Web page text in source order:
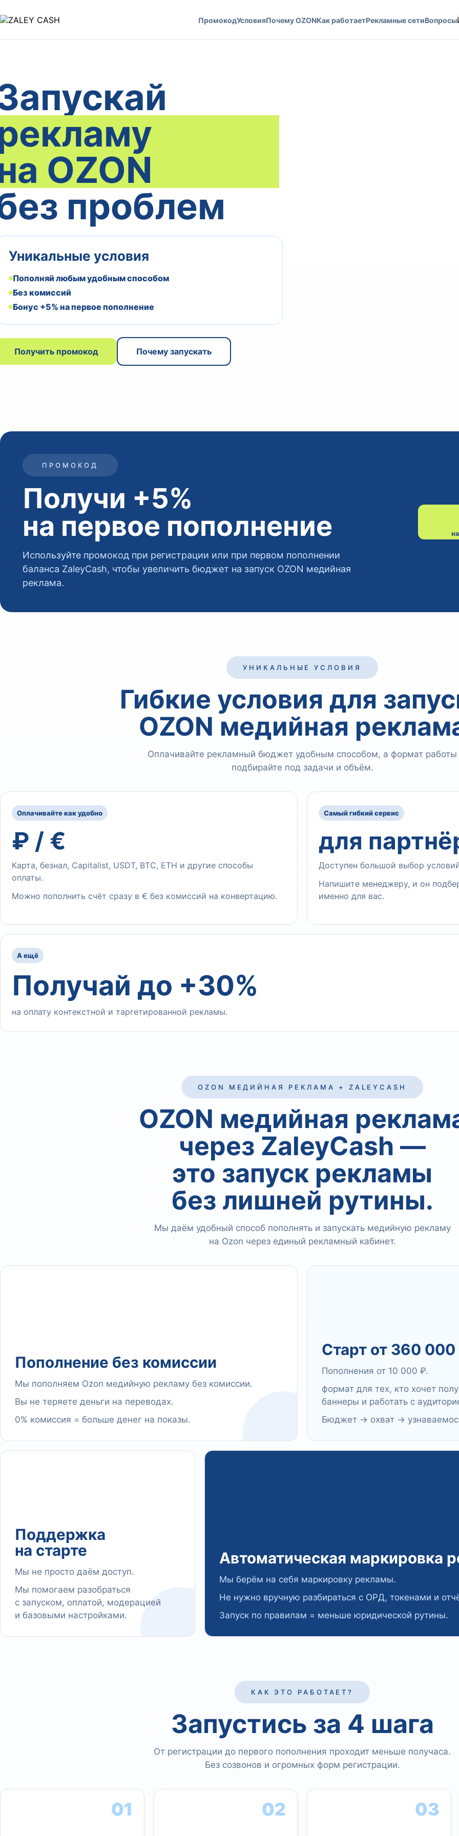
ПромокодУсловияПочему OZONКак работаетРекламные сетиВопросы
OZON
проблем
Уникальные условия
Пополняй любым удобным способом
Без комиссий
Бонус +5% на первое пополнение
Получить промокод Почему запускать
ПРОМОКОД
Получи +5%
на первое пополнение
Используйте промокод при регистрации или при первом пополнении
баланса ZaleyCash, чтобы увеличить бюджет на запуск OZON медийная
реклама.
УНИКАЛЬНЫЕ УСЛОВИЯ
Гибкие условия для
OZON медийная
Оплачивайте рекламный бюджет удобным способом, а формат работы
подбирайте под задачи и объём.
Оплачивайте как удобно
₽ / €
Карта, безнал, Capitalist, USDT, BTC, ETH и другие способы
оплаты.
Можно пополнить счёт сразу в € без комиссий на конвертацию.
Самый гибкий сервис
для
Доступен большой выбор
Напишите менеджеру, и он
именно для вас.
А ещё
Получай до +30%
на оплату контекстной и таргетированной рекламы.
OZON МЕДИЙНАЯ РЕКЛАМА + ZALEYCASH
OZON медийная
через ZaleyCash —
это запуск рекламы
без лишней рутины.
Мы даём удобный способ пополнять и запускать медийную рекламу
на Ozon через единый рекламный кабинет.
Пополнение без комиссии
Мы пополняем Ozon медийную рекламу без комиссии.
Вы не теряете деньги на переводах.
0% комиссия = больше денег на показы.
Старт от 360
Пополнения от 10 000 ₽.
формат для тех, кто хочет
баннеры и работать с
Бюджет → охват →
Поддержка
на старте
Мы не просто даём доступ.
Мы помогаем разобраться
с запуском, оплатой, модерацией
и базовыми настройками.
Автоматическая маркировка
Мы берём на себя маркировку рекламы.
Не нужно вручную разбираться с ОРД, токенами и
Запуск по правилам = меньше юридической рутины.
КАК ЭТО РАБОТАЕТ?
Запустись за 4 шага
От регистрации до первого пополнения проходит меньше получаса.
Без созвонов и огромных форм регистрации.
01 02 03